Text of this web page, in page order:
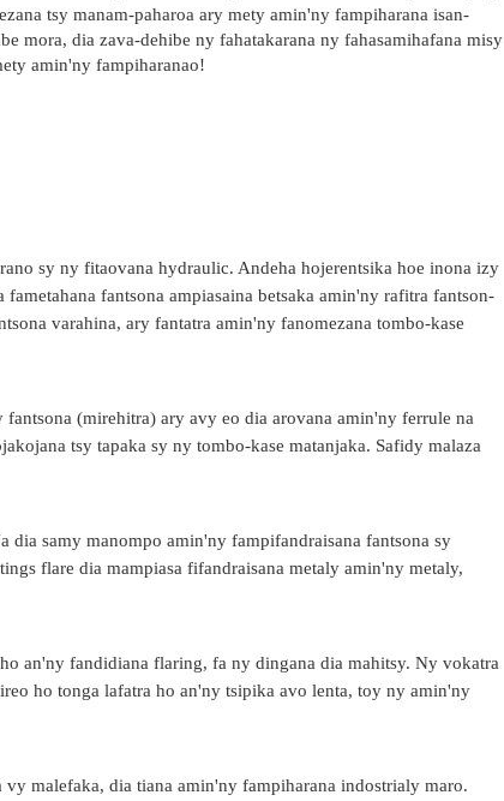
tsy manam-paharoa ary mety amin'ny fampiharana isan-
mora, dia zava-dehibe ny fahatakarana ny fahasamihafana misy
amin'ny fampiharanao!
sy ny fitaovana hydraulic. Andeha hojerentsika hoe inona izy
fantsona ampiasaina betsaka amin'ny rafitra fantson-
varahina, ary fantatra amin'ny fanomezana tombo-kase
(mirehitra) ary avy eo dia arovana amin'ny ferrule na
tsy tapaka sy ny tombo-kase matanjaka. Safidy malaza
samy manompo amin'ny fampifandraisana fantsona sy
flare dia mampiasa fifandraisana metaly amin'ny metaly,
an'ny fandidiana flaring, fa ny dingana dia mahitsy. Ny vokatra
ho tonga lafatra ho an'ny tsipika avo lenta, toy ny amin'ny
malefaka, dia tiana amin'ny fampiharana indostrialy maro.